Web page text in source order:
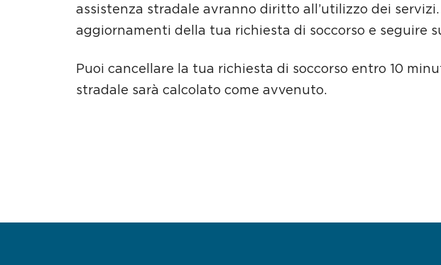
assistenza stradale avranno diritto all’utilizzo dei
aggiornamenti della tua richiesta di soccorso e seguire
Puoi cancellare la tua richiesta di soccorso entro 10
stradale sarà calcolato come avvenuto.